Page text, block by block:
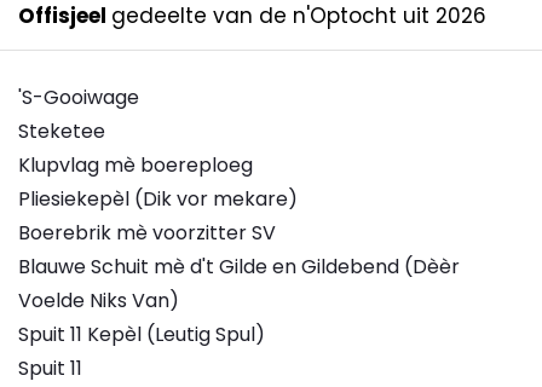
Offisjeel gedeelte van de n'Optocht uit 2026
'S-Gooiwage
Steketee
Klupvlag mè boereploeg
Pliesiekepèl (Dik vor mekare)
Boerebrik mè voorzitter SV
Blauwe Schuit mè d't Gilde en Gildebend (Dèèr
Voelde Niks Van)
Spuit 11 Kepèl (Leutig Spul)
Spuit 11